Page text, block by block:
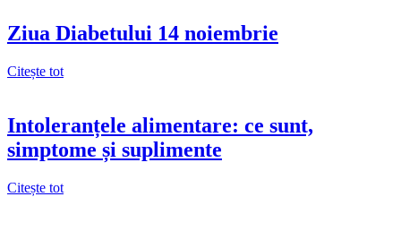
Ziua Diabetului 14 noiembrie
Citește tot
Intoleranțele alimentare: ce sunt,
simptome și suplimente
Citește tot